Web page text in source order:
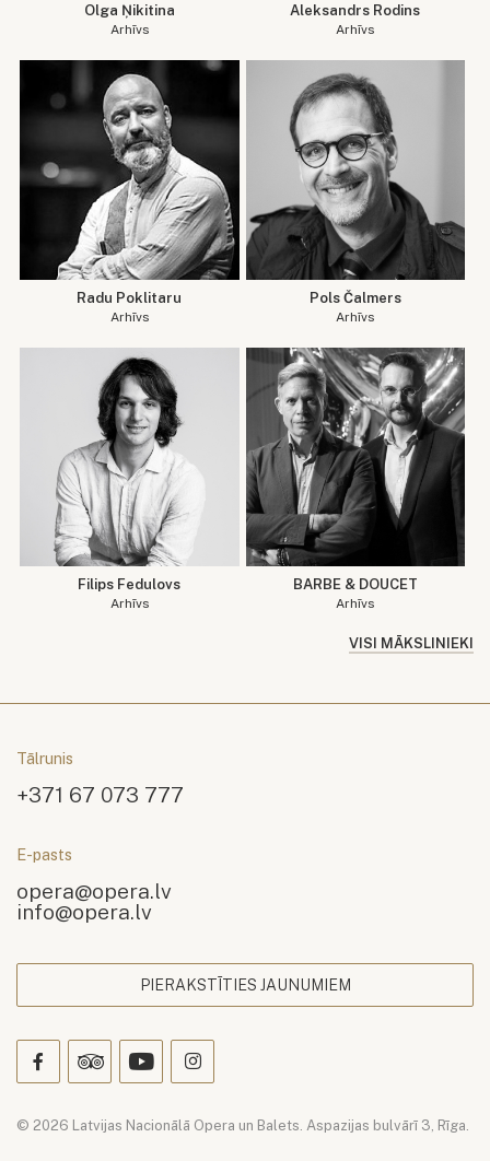
Olga Ņikitina
Arhīvs
Aleksandrs Rodins
Arhīvs
Radu Poklitaru
Arhīvs
Pols Čalmers
Arhīvs
Filips Fedulovs
Arhīvs
BARBE & DOUCET
Arhīvs
VISI MĀKSLINIEKI
Tālrunis
+371 67 073 777
E-pasts
opera@opera.lv
info@opera.lv
PIERAKSTĪTIES JAUNUMIEM
© 2026 Latvijas Nacionālā Opera un Balets. Aspazijas bulvārī 3, Rīga.